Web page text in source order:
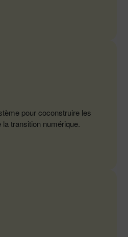
pour coconstruire les
transition numérique.